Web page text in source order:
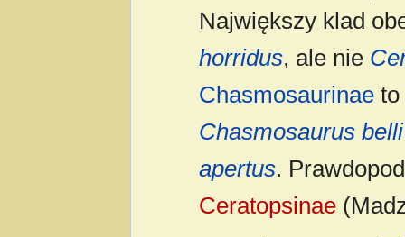
Największy klad
horridus, ale nie
Chasmosaurinaeto
Chasmosaurus belli
apertus.
Ceratopsinae